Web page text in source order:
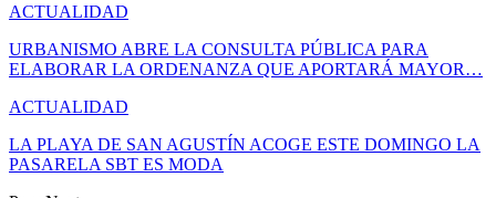
ACTUALIDAD
URBANISMO ABRE LA CONSULTA PÚBLICA PARA
ELABORAR LA ORDENANZA QUE APORTARÁ MAYOR…
ACTUALIDAD
LA PLAYA DE SAN AGUSTÍN ACOGE ESTE DOMINGO LA
PASARELA SBT ES MODA